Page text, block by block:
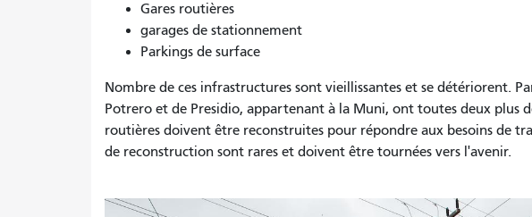
Gares routières
garages de stationnement
Parkings de surface
Nombre de ces infrastructures sont vieillissantes et se détériorent.
Potrero et de Presidio, appartenant à la Muni, ont toutes deux plus
routières doivent être reconstruites pour répondre aux besoins de
de reconstruction sont rares et doivent être tournées vers l'avenir.